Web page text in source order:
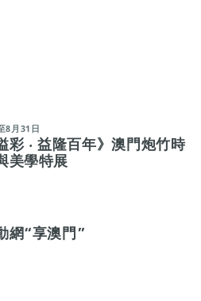
8月31日
彩 ‧ 益隆百年》澳門炮竹時
美學特展
網“享澳門”